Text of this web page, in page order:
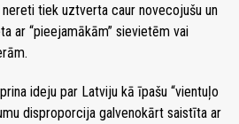
tiek uztverta caur novecojušu un
ar “pieejamākām” sievietēm vai
ideju par Latviju kā īpašu “vientuļo
disproporcija galvenokārt saistīta ar